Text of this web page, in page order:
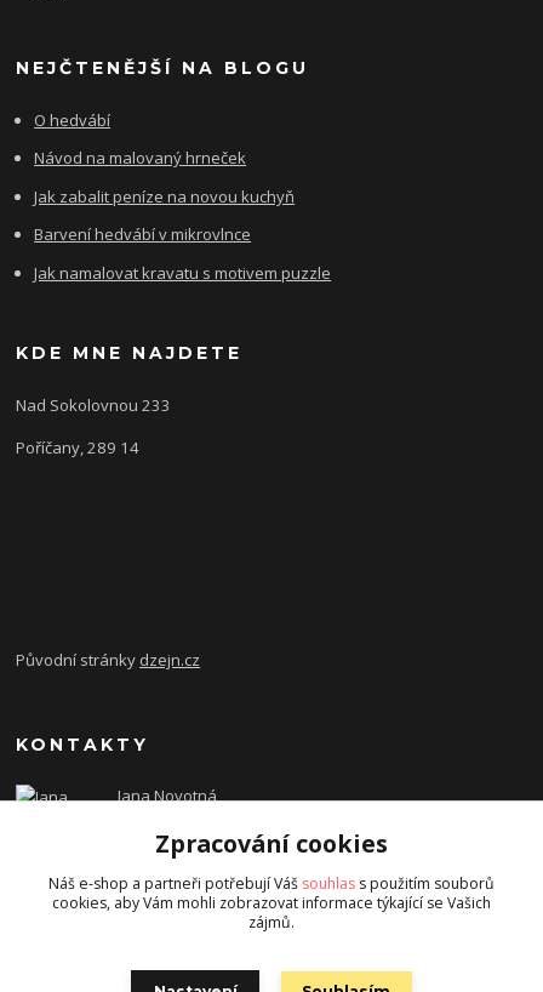
NEJČTENĚJŠÍ NA BLOGU
O hedvábí
Návod na malovaný hrneček
Jak zabalit peníze na novou kuchyň
Barvení hedvábí v mikrovlnce
Jak namalovat kravatu s motivem puzzle
KDE MNE NAJDETE
Nad Sokolovnou 233
Poříčany, 289 14
Původní stránky dzejn.cz
KONTAKTY
Jana Novotná
dzejn.n@email.cz
Zpracování cookies
Náš e-shop a partneři potřebují Váš souhlas s použitím souborů
cookies, aby Vám mohli zobrazovat informace týkající se Vašich
zájmů.